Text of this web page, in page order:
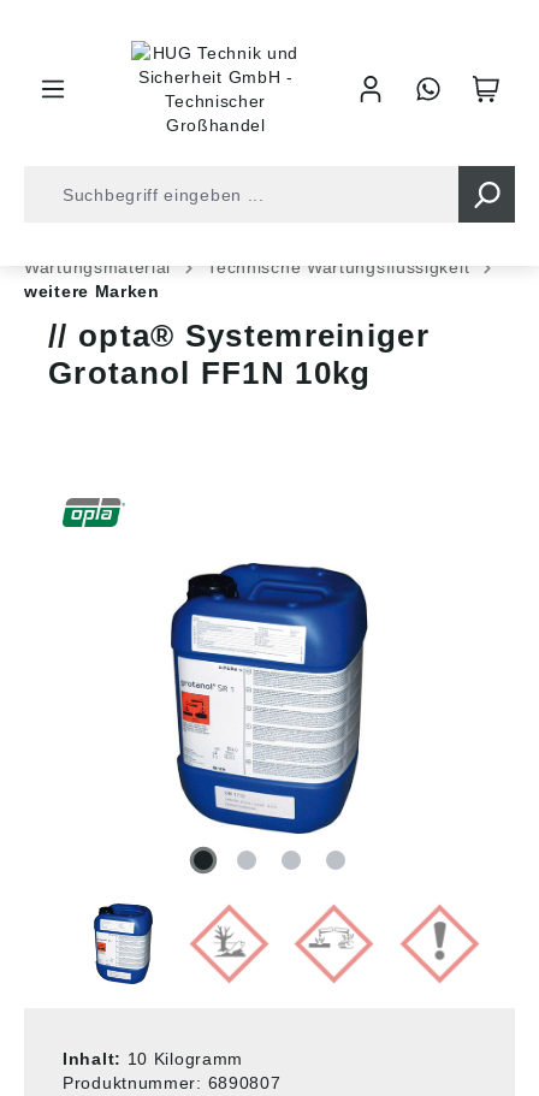
Wartungsmaterial
Technische Wartungsflüssigkeit
weitere Marken
opta® Systemreiniger
Grotanol FF1N 10kg
Inhalt: 10 Kilogramm
Produktnummer: 6890807